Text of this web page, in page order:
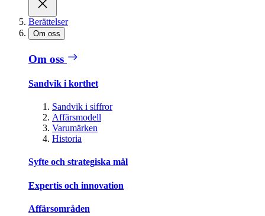
Berättelser
Om oss
Om oss
Sandvik i korthet
Sandvik i siffror
Affärsmodell
Varumärken
Historia
Syfte och strategiska mål
Expertis och innovation
Affärsområden